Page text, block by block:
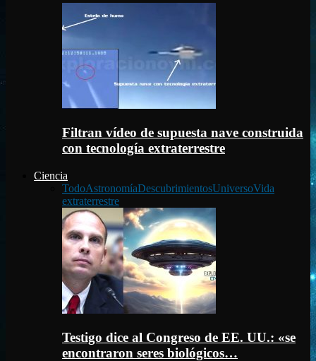
Filtran vídeo de supuesta nave construida
con tecnología extraterrestre
Ciencia
TodoAstronomíaDescubrimientosUniversoVida
extraterrestre
Testigo dice al Congreso de EE. UU.: «se
encontraron seres biológicos…